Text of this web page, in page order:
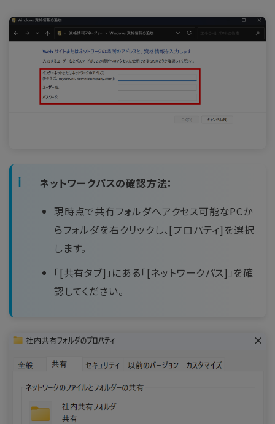
ネットワークパスの確認方法：
現時点で共有フォルダへアクセス可能なPCか
らフォルダを右クリックし、[プロパティ]を選択
します。
「[共有タブ]」にある「[ネットワークパス]」を確
認してください。